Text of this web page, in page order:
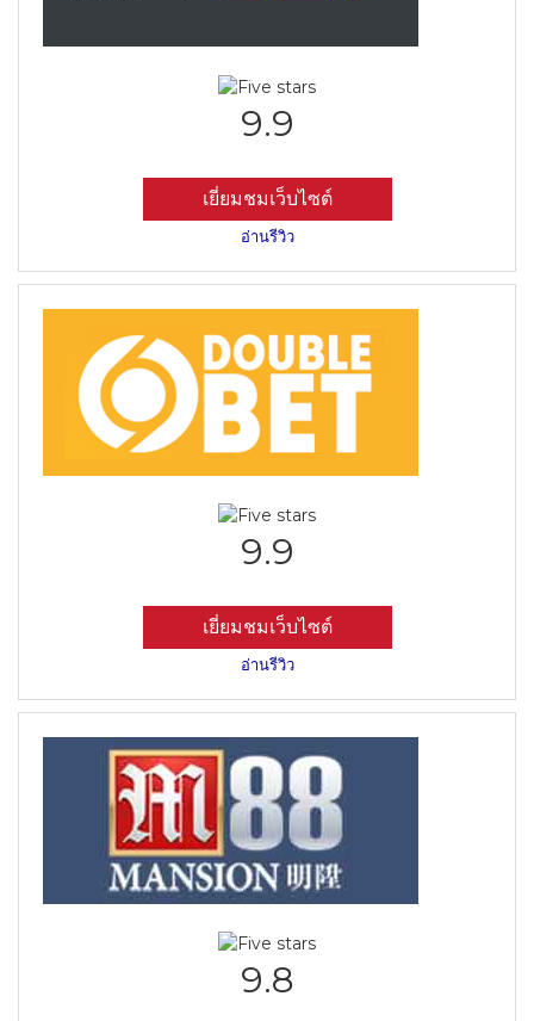
9.9
เยี่ยมชมเว็บไซต์
อ่านรีวิว
9.9
เยี่ยมชมเว็บไซต์
อ่านรีวิว
9.8